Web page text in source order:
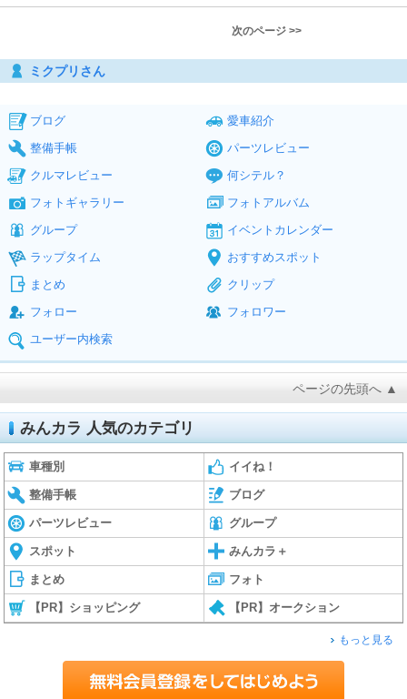
次のページ >>
ミクプリさん
ブログ
愛車紹介
整備手帳
パーツレビュー
クルマレビュー
何シテル？
フォトギャラリー
フォトアルバム
グループ
イベントカレンダー
ラップタイム
おすすめスポット
まとめ
クリップ
フォロー
フォロワー
ユーザー内検索
ページの先頭へ ▲
みんカラ 人気のカテゴリ
車種別 イイね！
整備手帳 ブログ
パーツレビュー グループ
スポット みんカラ＋
まとめ フォト
【PR】ショッピング 【PR】オークション
もっと見る